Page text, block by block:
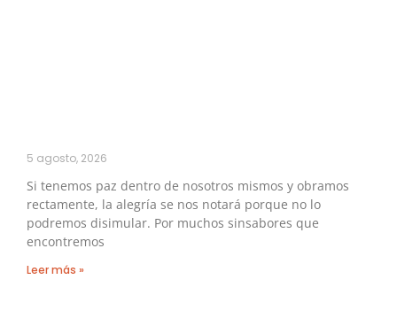
5 agosto, 2026
Si tenemos paz dentro de nosotros mismos y obramos
rectamente, la alegría se nos notará porque no lo
podremos disimular. Por muchos sinsabores que
encontremos
Leer más »